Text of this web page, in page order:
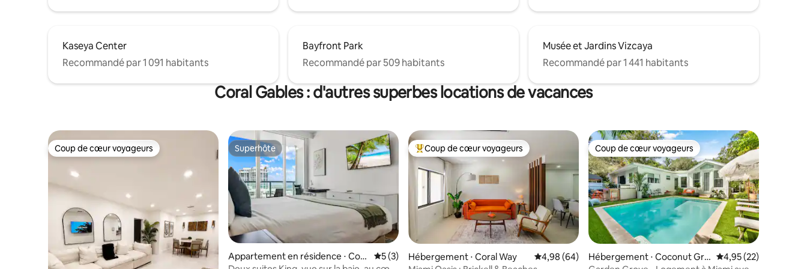
Kaseya Center
Recommandé par 1 091 habitants
Bayfront Park
Recommandé par 509 habitants
Musée et Jardins Vizcaya
Recommandé par 1 441 habitants
Coral Gables : d'autres superbes locations de vacances
Coup de cœur voyageurs
Coup de cœur voyageurs Superhôte
Superhôte
Appartement en résidence ⋅ Coc
Évaluation moyenne sur la base de 3 commentaires : 5 sur 5
5 (3)
Coups de cœur voyageurs les plus appréciés
Coup de cœur voyageurs
Hébergement ⋅ Coral Way Évaluation moyenne sur la base de 64 commentaires : 4,98 sur 5
4,98 (64)
Coup de cœur voyageurs
Coup de cœur voyageurs
Hébergement ⋅ Coconut Gro Évaluation moyenne
4,95 (22)